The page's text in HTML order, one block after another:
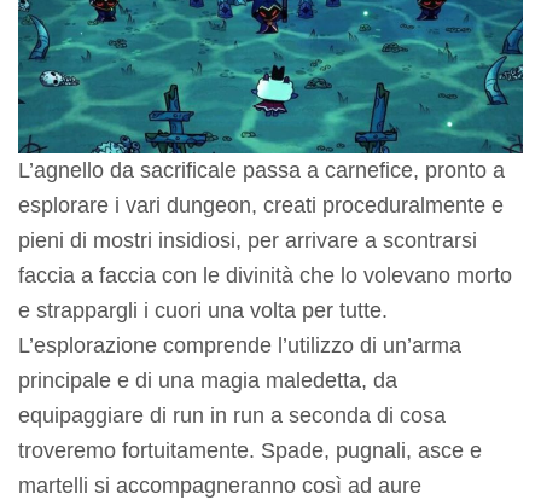
L’agnello da sacrificale passa a carnefice, pronto a
esplorare i vari dungeon, creati proceduralmente e
pieni di mostri insidiosi, per arrivare a scontrarsi
faccia a faccia con le divinità che lo volevano morto
e strappargli i cuori una volta per tutte.
L’esplorazione comprende l’utilizzo di un’arma
principale e di una magia maledetta, da
equipaggiare di run in run a seconda di cosa
troveremo fortuitamente. Spade, pugnali, asce e
martelli si accompagneranno così ad aure